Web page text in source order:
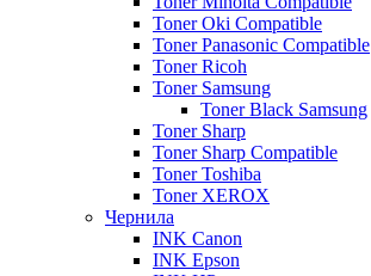
Toner Oki Compatible
Toner Panasonic Compatible
Toner Ricoh
Toner Samsung
Toner Black Samsung
Toner Sharp
Toner Sharp Compatible
Toner Toshiba
Toner XEROX
Чернила
INK Canon
INK Epson